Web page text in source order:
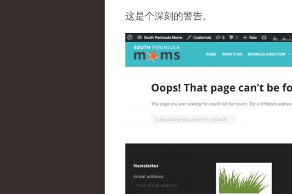
这是个深刻的警告。